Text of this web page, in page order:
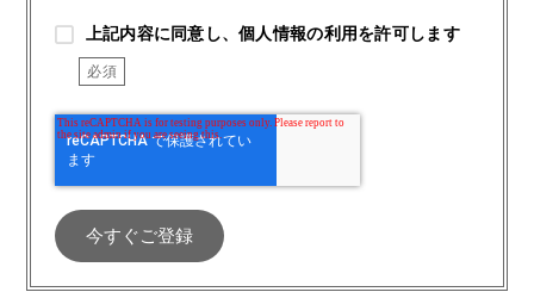
上記内容に同意し、個人情報の利用を許可します